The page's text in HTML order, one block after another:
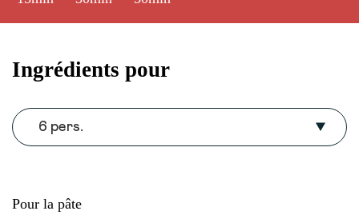
Ingrédients pour
6 pers.
Pour la pâte